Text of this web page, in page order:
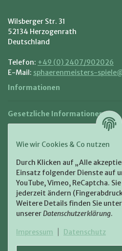
Wie wir Cookies & Co nutzen
Durch Klicken auf „Alle
Einsatz folgender Dienste auf
YouTube, Vimeo, ReCaptcha.
jederzeit ändern
Weitere Details finden Sie unter
unsererDatenschutzerklärung.
Impressum Datenschutz
Wilsberger Str. 31
52134 Herzogenrath
Deutschland
Telefon: +49 (0) 2407/902026
E-Mail: sphaerenmeisters-
Informationen
Gesetzliche Informationen
Zugestellt durch: